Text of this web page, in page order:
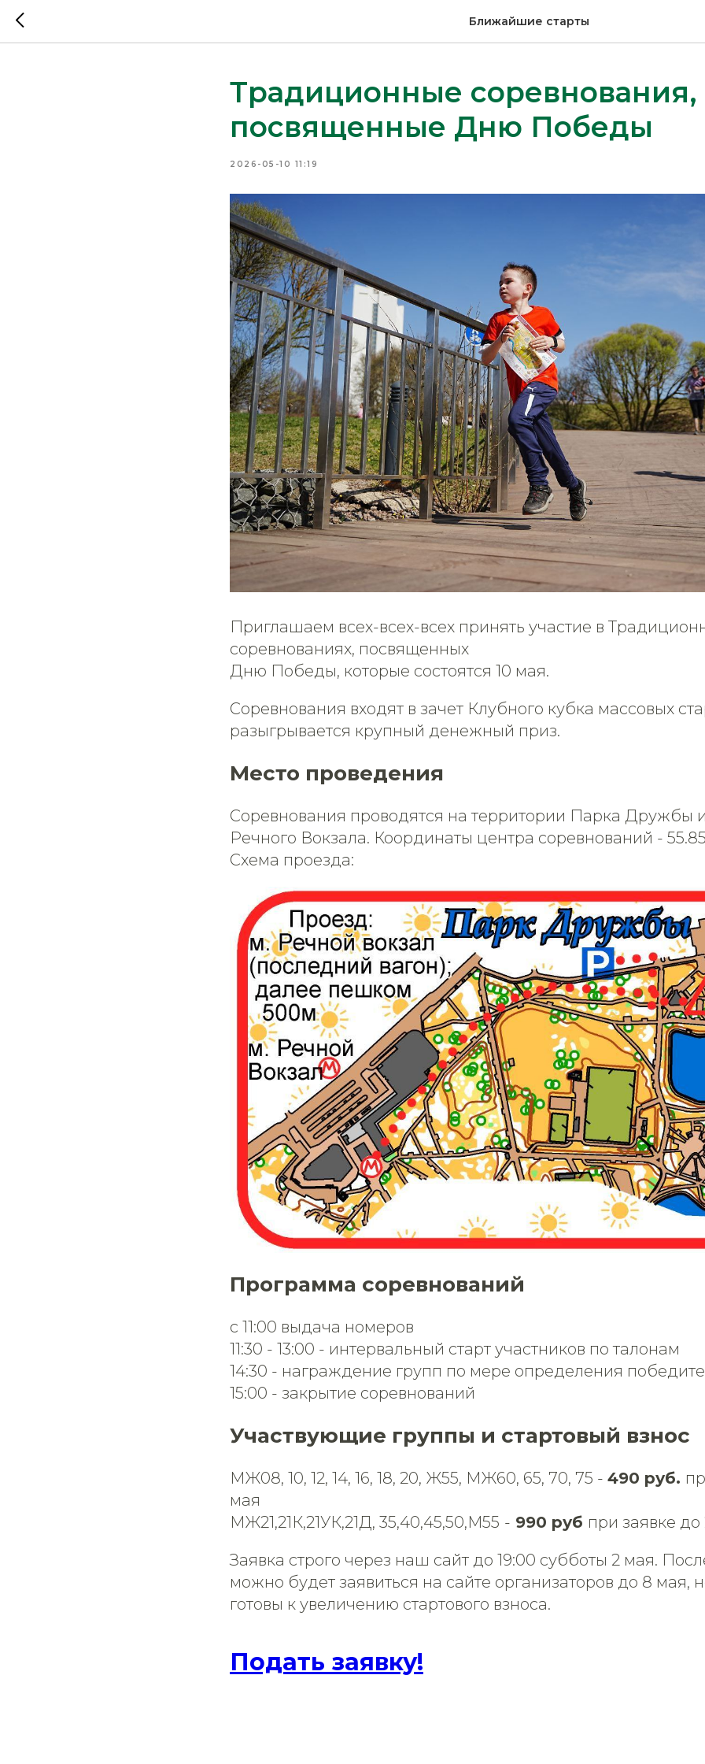
Ближайшие старты
Традиционные соревнования,
посвященные Дню Победы
2026-05-10 11:19
Приглашаем всех-всех-всех принять участие в
соревнованиях, посвященных
Дню Победы, которые состоятся 10 мая.
Соревнования входят в зачет Клубного кубка массовых
разыгрывается крупный денежный приз.
Место проведения
Соревнования проводятся на территории Парка Дружбы
Речного Вокзала. Координаты центра соревнований -
Схема проезда:
Программа соревнований
с 11:00 выдача номеров
11:30 - 13:00 - интервальный старт участников по талонам
14:30 - награждение групп по мере определения
15:00 - закрытие соревнований
Участвующие группы и стартовый взнос
МЖ08, 10, 12, 14, 16, 18, 20, Ж55, МЖ60, 65, 70, 75 - 490 руб.
мая
МЖ21,21К,21УК,21Д, 35,40,45,50,М55 - 990 руб при заявке
Заявка строго через наш сайт до 19:00 субботы 2 мая.
можно будет заявиться на сайте организаторов до 8 мая,
готовы к увеличению стартового взноса.
Подать заявку!